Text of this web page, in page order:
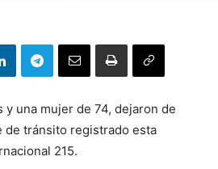
y una mujer de 74, dejaron de
de tránsito registrado esta
215.